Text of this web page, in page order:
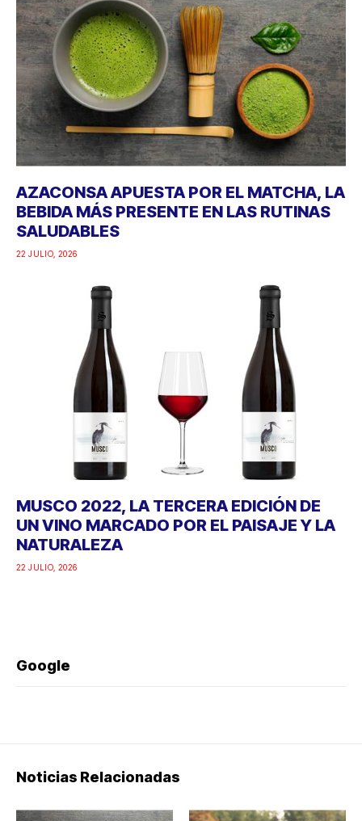
AZACONSA APUESTA POR EL MATCHA, LA
BEBIDA MÁS PRESENTE EN LAS RUTINAS
SALUDABLES
22 JULIO, 2026
MUSCO 2022, LA TERCERA EDICIÓN DE
UN VINO MARCADO POR EL PAISAJE Y LA
NATURALEZA
22 JULIO, 2026
Google
Noticias Relacionadas